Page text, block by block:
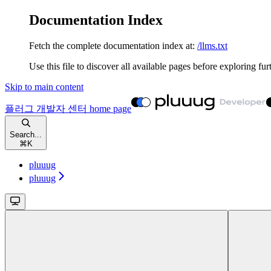
Documentation Index
Fetch the complete documentation index at: /llms.txt
Use this file to discover all available pages before exploring
Skip to main content
플러그 개발자 센터 home page
Search...
⌘ K
pluuug
pluuug